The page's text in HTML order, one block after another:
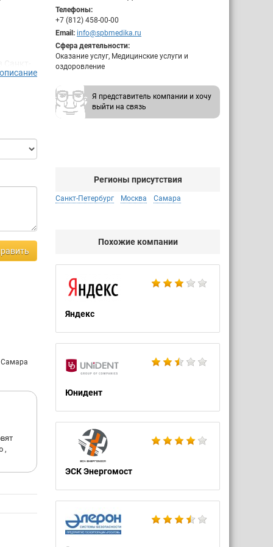
Телефоны:
+7 (812) 458-00-00
Email: info@spbmedika.ru
Сфера деятельности:
Оказание услуг, Медицинские услуги и
оздоровление
Я представитель компании и хочу
выйти на связь
Регионы присутствия
Санкт-Петербург Москва Самара
Похожие компании
Яндекс
Юнидент
ЭСК Энергомост
РАН).
Самара
,